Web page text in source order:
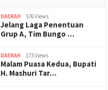
DAERAH 576 Views
Jelang Laga Penentuan
Grup A, Tim Bungo …
DAERAH 173 Views
Malam Puasa Kedua, Bupati
H. Mashuri Tar…